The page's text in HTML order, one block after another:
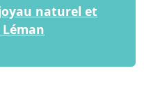
naturel et